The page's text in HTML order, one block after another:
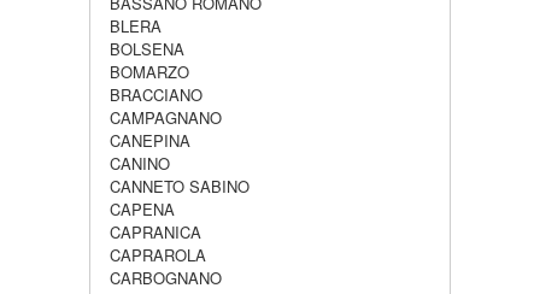
BLERA
BOLSENA
BOMARZO
BRACCIANO
CAMPAGNANO
CANEPINA
CANINO
CANNETO SABINO
CAPENA
CAPRANICA
CAPRAROLA
CARBOGNANO